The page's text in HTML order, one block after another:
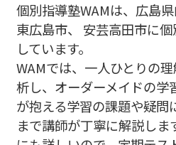
個別指導塾WAMは、広島県
東広島市、 安芸高田市に
しています。
WAMでは、一人ひとりの
析し、オーダーメイドの学
が抱える学習の課題や疑問
まで講師が丁寧に解説しま